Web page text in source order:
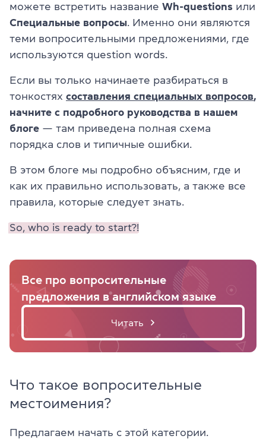
можете встретить название Wh-questions или
Специальные вопросы . Именно они являются
теми вопросительными предложениями, где
используются question words.
Если вы только начинаете разбираться в
тонкостях составления специальных вопросов,
начните с подробного руководства в нашем
блоге — там приведена полная схема
порядка слов и типичные ошибки.
В этом блоге мы подробно объясним, где и
как их правильно использовать, а также все
правила, которые следует знать.
So, who is ready to start?!
Все про вопросительные
предложения в английском языке
Читать
Что такое вопросительные
местоимения?
Предлагаем начать с этой категории.